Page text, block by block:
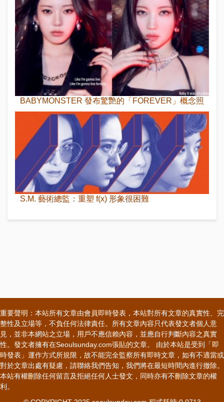
BABYMONSTER 發布驚艷的「FOREVER」概念照
S.M. 藝術總監：重塑 f(x) 形象很困難
重要聲明：本站所有文章由會員即時發表，本站對所有文章的真實性、完
整性及立場等，不負任何法律責任。所有文章內容只代表發文者個人意
見，並非本網站之立場，用戶不應信賴內容，並應自行判斷內容之真實
性。發文者擁有在Seoulsunday.com張貼的文章。 由於本站是受到「即
時發表」運作方式所規限，故不能完全監察所有即時文章，如有不適當或
對於文章出處有疑慮，請聯絡我們告知，我們將在最短時間內進行撤除。
本站有權刪除任何留言及拒絕任何人士發文，同時亦有不刪除文章的權
利。